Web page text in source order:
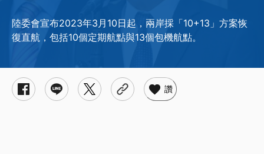
陸委會宣布2023年3月10日起，兩岸採「10+13」方案恢
復直航，包括10個定期航點與13個包機航點。
讚